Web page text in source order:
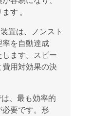
す 。
置は、ノンスト
率を自動達成
ます。スピー
費用対効果の決
、最も効率的
要です。形